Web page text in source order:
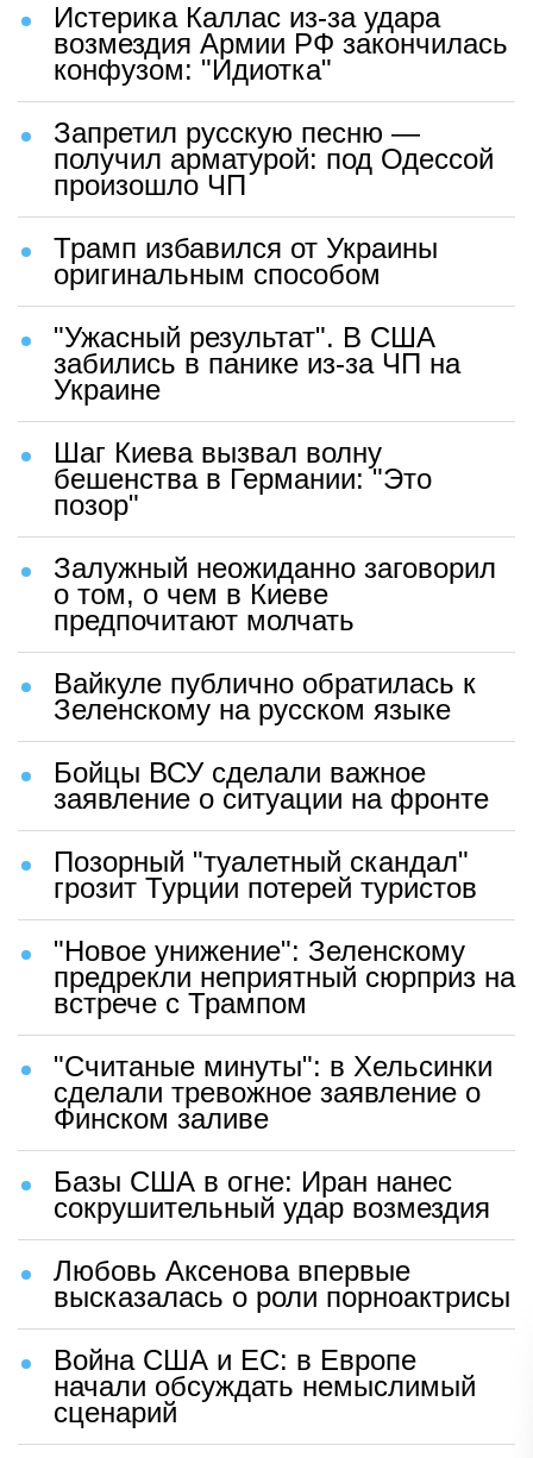
Истерика Каллас из-за удара
возмездия Армии РФ закончилась
конфузом: "Идиотка"
Запретил русскую песню —
получил арматурой: под Одессой
произошло ЧП
Трамп избавился от Украины
оригинальным способом
"Ужасный результат". В США
забились в панике из-за ЧП на
Украине
Шаг Киева вызвал волну
бешенства в Германии: "Это
позор"
Залужный неожиданно заговорил
о том, о чем в Киеве
предпочитают молчать
Вайкуле публично обратилась к
Зеленскому на русском языке
Бойцы ВСУ сделали важное
заявление о ситуации на фронте
Позорный "туалетный скандал"
грозит Турции потерей туристов
"Новое унижение": Зеленскому
предрекли неприятный сюрприз на
встрече с Трампом
"Считаные минуты": в Хельсинки
сделали тревожное заявление о
Финском заливе
Базы США в огне: Иран нанес
сокрушительный удар возмездия
Любовь Аксенова впервые
высказалась о роли порноактрисы
Война США и ЕС: в Европе
начали обсуждать немыслимый
сценарий